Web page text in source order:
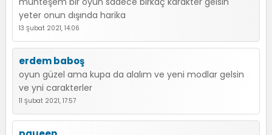
yeter onun dışında harika
13 Şubat 2021, 14:06
erdem baboş
oyun güzel ama kupa da alalım ve yeni modlar gelsin
ve yni carakterler
11 Şubat 2021, 17:57